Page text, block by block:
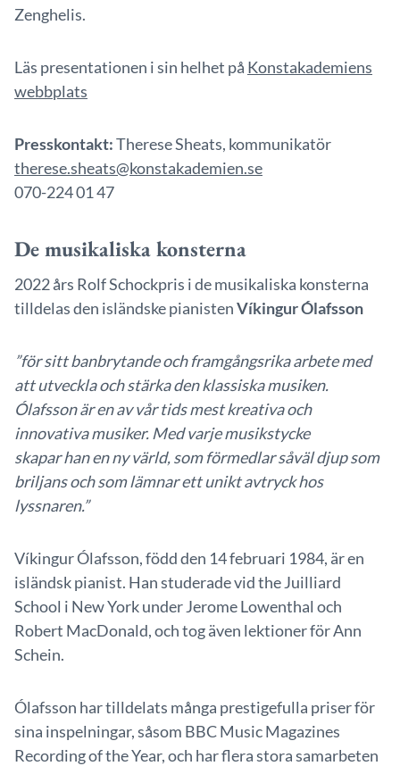
Zenghelis.
Läs presentationen i sin helhet på Konstakademiens
webbplats
Presskontakt:Therese Sheats, kommunikatör
therese.sheats@konstakademien.se
070-224 01 47
De musikaliska konsterna
2022 års Rolf Schockpris i de musikaliska konsterna
tilldelas den isländske pianistenVíkingur Ólafsson
”för sitt banbrytande och framgångsrika arbete med
att utveckla och stärka den klassiska musiken.
Ólafssonär en av vår tids mest kreativa och
innovativa musiker. Med varje musikstycke
skapar han en ny värld, som förmedlar såväl djup som
briljans och som lämnar ett unikt avtryck hos
lyssnaren.”
Víkingur Ólafsson, född den 14 februari 1984, är en
isländsk pianist. Han studerade vid the Juilliard
School i New York under Jerome Lowenthal och
Robert MacDonald, och tog även lektioner för Ann
Schein.
Ólafsson har tilldelats många prestigefulla priser för
sina inspelningar, såsom BBC Music Magazines
Recording of the Year, och har flera stora samarbeten